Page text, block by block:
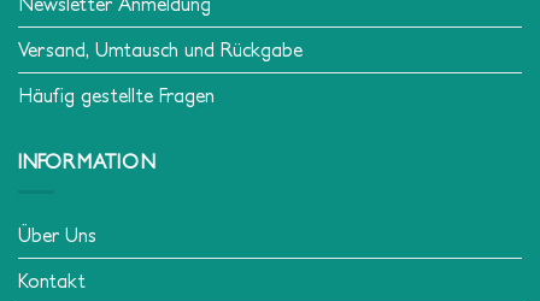
Versand, Umtausch und Rückgabe
Häufig gestellte Fragen
INFORMATION
Über Uns
Kontakt